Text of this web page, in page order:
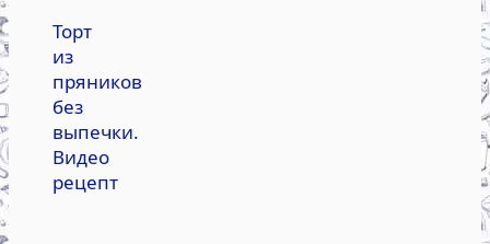
Торт
из
пряников
без
выпечки.
Видео
рецепт